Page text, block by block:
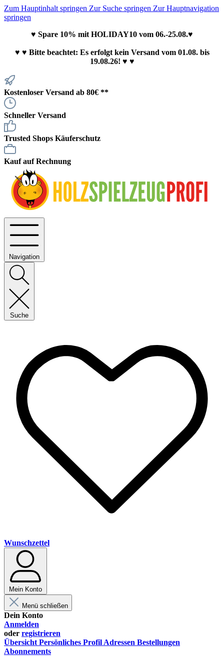
Zum Hauptinhalt springen Zur Suche springen Zur Hauptnavigation
springen
♥ Spare 10% mit HOLIDAY10 vom 06.-25.08.♥
♥ ♥ Bitte beachtet: Es erfolgt kein Versand vom 01.08. bis
19.08.26! ♥ ♥
Kostenloser Versand ab 80€ **
Schneller Versand
Trusted Shops Käuferschutz
Kauf auf Rechnung
Navigation
Suche
Wunschzettel
Mein Konto
Menü schließen
Dein Konto
Anmelden
oder registrieren
Übersicht Persönliches Profil Adressen Bestellungen
Abonnements